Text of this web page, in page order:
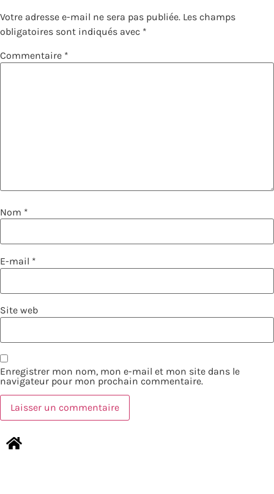
Votre adresse e-mail ne sera pas publiée. Les champs
obligatoires sont indiqués avec *
Commentaire *
Nom *
E-mail *
Site web
Enregistrer mon nom, mon e-mail et mon site dans le
navigateur pour mon prochain commentaire.